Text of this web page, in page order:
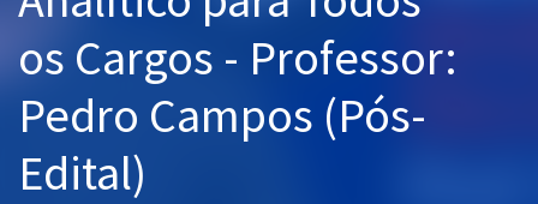
Aprovados
os Cargos - Professor:
Pedro Campos (Pós-
Edital)